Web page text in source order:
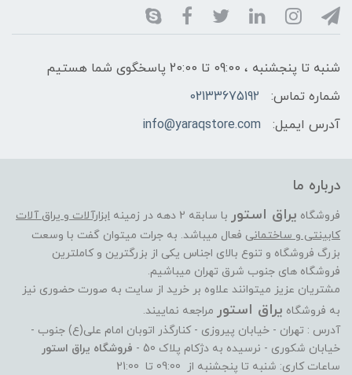
شنبه تا پنجشنبه ، 09:00 تا 20:00 پاسخگوی شما هستیم
شماره تماس:
02133675192
آدرس ایمیل:
info@yaraqstore.com
درباره ما
فروشگاه یراق استور با سابقه 2 دهه در زمینه
ابزارآلات و یراق آلات
کابینتی و ساختمانی فعال میباشد. به جرات میتوان گفت با وسعت
بزرگ فروشگاه و تنوع بالای اجناس یکی از بزرگترین و کاملترین
فروشگاه های جنوب شرق تهران میباشیم.
مشتریان عزیز میتوانند علاوه بر خرید از سایت به صورت حضوری نیز
به فروشگاه یراق استور مراجعه نماییند.
آدرس : تهران - خیابان پیروزی - کنارگذر اتوبان امام علی(ع) جنوب -
خیابان شکوری - نرسیده به دژکام پلاک 50 -
فروشگاه یراق استور
ساعات کاری: شنبه تا پنجشنبه از 09:00 تا 21:00